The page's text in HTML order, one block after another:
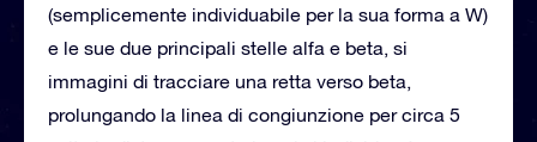
(semplicemente individuabile per la sua forma a W)
e le sue due principali stelle alfa e beta, si
immagini di tracciare una retta verso beta,
prolungando la linea di congiunzione per circa 5